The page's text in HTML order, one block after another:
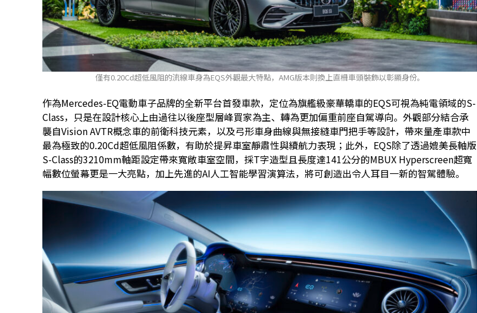
僅有0.20Cd超低風阻的流線車身為EQS外觀最大特點，AMG版本則換上直柵車頭裝飾以彰顯身份。
作為Mercedes-EQ電動車子品牌的全新平台首發車款，定位為旗艦級豪華轎車的EQS可視為純電領域的S-
Class，只是在設計核心上由過往以後座型層峰買家為主、轉為更加偏重前座自駕導向。外觀部分結合承
襲自Vision AVTR概念車的前衛科技元素，以及弓形車身曲線與無接縫車門把手等設計，帶來量產車款中
最為極致的0.20Cd超低風阻係數，有助於提昇車室靜肅性與續航力表現；此外，EQS除了透過媲美長軸版
S-Class的3210mm軸距設定帶來寬敞車室空間，採T字造型且長度達141公分的MBUX Hyperscreen超寬
幅數位螢幕更是一大亮點，加上先進的AI人工智能學習演算法，將可創造出令人耳目一新的智駕體驗。